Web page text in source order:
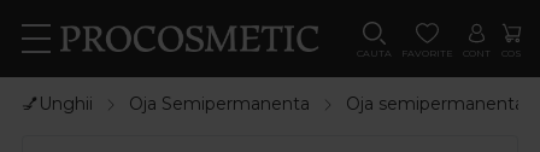
CAUTA FAVORITE CONT COS
💅Unghii Oja Semipermanenta Oja semipermanenta